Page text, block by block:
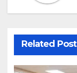
Related Post